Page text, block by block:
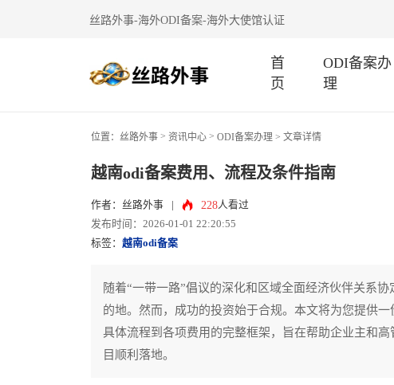
丝路外事-海外ODI备案-海外大使馆认证
首
页
ODI备案办
理
位置： 丝路外事 > 资讯中心 > ODI备案办理 > 文章详情
越南odi备案费用、流程及条件指南
作者：丝路外事 228人看过
发布时间：2026-01-01 22:20:55
标签： 越南odi备案
随着“一带一路”倡议的深化和区域全面经济伙伴关系
的地。然而，成功的投资始于合规。本文将为您提供
具体流程到各项费用的完整框架，旨在帮助企业主和
目顺利落地。